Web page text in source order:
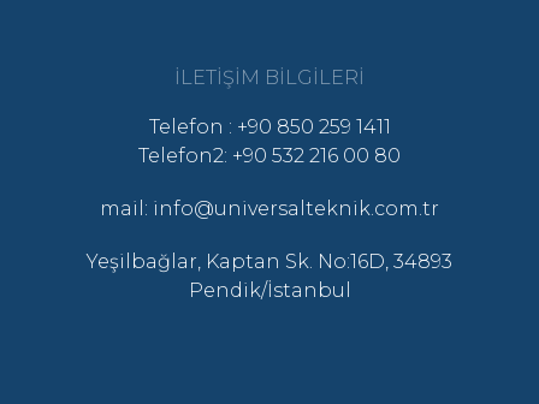
İLETIŞIM BILGILERI
Telefon : +90 850 259 1411
Telefon2: +90 532 216 00 80
mail: info@universalteknik.com.tr
Yeşilbağlar, Kaptan Sk. No:16D, 34893
Pendik/İstanbul